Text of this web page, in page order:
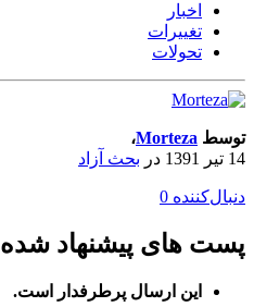
اخبار
تغییرات
تحولات
توسط Morteza،
14 تیر 1391
در بحث آزاد
دنبال‌کننده 0
پست های پیشنهاد شده
این ارسال پرطرفدار است.